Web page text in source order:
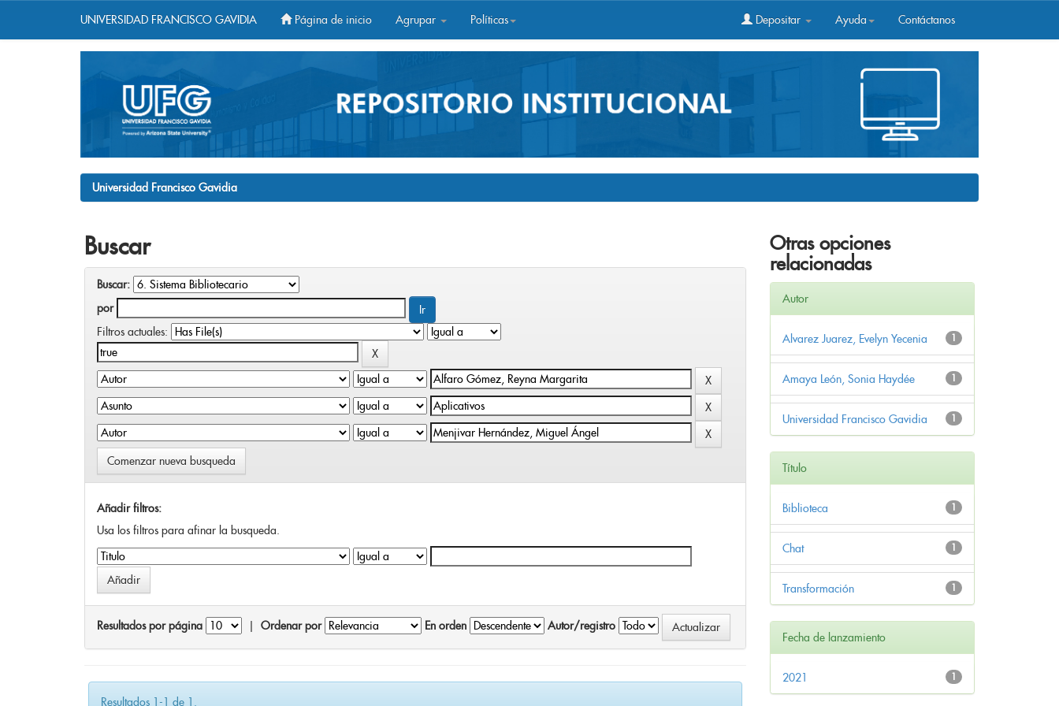
UNIVERSIDAD FRANCISCO GAVIDIA Página de inicio Agrupar Políticas Depositar Ayuda Contáctanos
Universidad Francisco Gavidia
Buscar
Buscar:
por
Filtros actuales:
Comenzar nueva busqueda
Añadir filtros:
Usa los filtros para afinar la busqueda.
Resultados por página Ordenar por En orden Autor/registro
Resultados 1-1 de 1.
Otras opciones
relacionadas
Autor
1
Alvarez Juarez, Evelyn Yecenia
1
Amaya León, Sonia Haydée
1
Universidad Francisco Gavidia
Título
1
Biblioteca
1
Chat
1
Transformación
Fecha de lanzamiento
1
2021